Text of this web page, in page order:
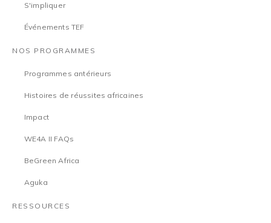
S'impliquer
Événements TEF
NOS PROGRAMMES
Programmes antérieurs
Histoires de réussites africaines
Impact
WE4A II FAQs
BeGreen Africa
Aguka
RESSOURCES